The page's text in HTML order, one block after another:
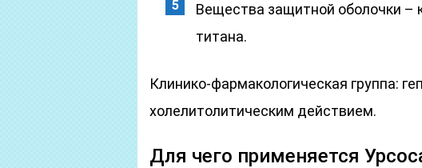
Вещества защитной оболочки –
титана.
Клинико-фармакологическая группа:
холелитолитическим действием.
Для чего применяется